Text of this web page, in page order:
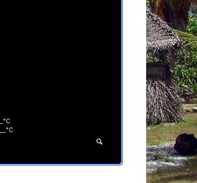
°С
°С